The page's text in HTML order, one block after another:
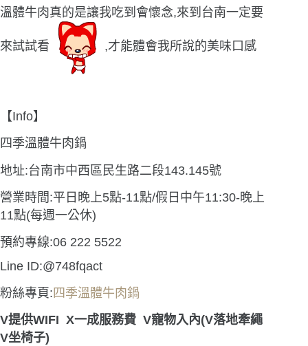
溫體牛肉真的是讓我吃到會懷念,來到台南一定要
來試試看 ,才能體會我所說的美味口感
【Info】
四季溫體牛肉鍋
地址:台南市中西區民生路二段143.145號
營業時間:平日晚上5點-11點/假日中午11:30-晚上
11點(每週一公休)
預約專線:06 222 5522
Line ID:@748fqact
粉絲專頁: 四季溫體牛肉鍋
V提供WIFI X一成服務費 V寵物入內(V落地牽繩
V坐椅子)